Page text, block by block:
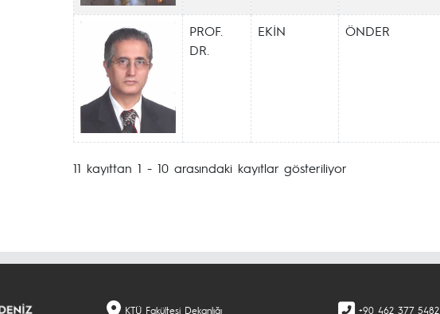
PROF.
DR.
EKİN ÖNDER
11 kayıttan 1 - 10 arasındaki kayıtlar gösteriliyor
KTÜ Fakültesi Dekanlığı +90 462 377 5482